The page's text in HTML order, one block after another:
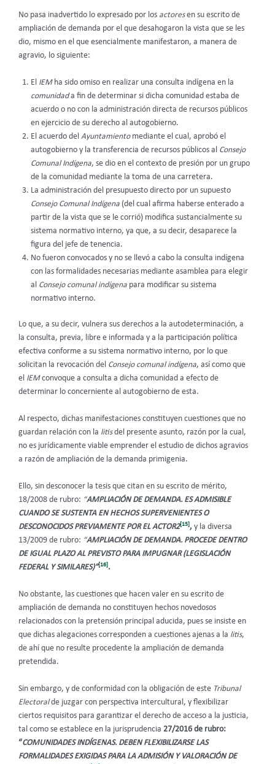
No pasa inadvertido lo expresado por los actoresen su escrito de
ampliación de demanda por el que desahogaron la vista que se les
dio, mismo en el que esencialmente manifestaron, a manera de
agravio, lo siguiente:
El IEMha sido omiso en realizar una consulta indígena en la
comunidada fin de determinar si dicha comunidad estaba de
acuerdo o no con la administración directa de recursos públicos
en ejercicio de su derecho al autogobierno.
El acuerdo del Ayuntamientomediante el cual, aprobó el
autogobierno y la transferencia de recursos públicos al Consejo
Comunal Indígena, se dio en el contexto de presión por un grupo
de la comunidad mediante la toma de una carretera.
La administración del presupuesto directo por un supuesto
Consejo Comunal Indígena (del cual afirma haberse enterado a
partir de la vista que se le corrió) modifica sustancialmente su
sistema normativo interno, ya que, a su decir, desaparece la
figura del jefe de tenencia.
No fueron convocados y no se llevó a cabo la consulta indígena
con las formalidades necesarias mediante asamblea para elegir
al Consejo comunal indígena para modificar su sistema
normativo interno.
Lo que, a su decir, vulnera sus derechos a la autodeterminación, a
la consulta, previa, libre e informada y a la participación política
efectiva conforme a su sistema normativo interno, por lo que
solicitan la revocación del Consejo comunal indígena, así como que
el IEMconvoque a consulta a dicha comunidad a efecto de
determinar lo concerniente al autogobierno de esta.
Al respecto, dichas manifestaciones constituyen cuestiones que no
guardan relación con la litisdel presente asunto, razón por la cual,
no es jurídicamente viable emprender el estudio de dichos agravios
a razón de ampliación de la demanda primigenia.
Ello, sin desconocer la tesis que citan en su escrito de mérito,
18/2008 de rubro: “AMPLIACIÓN DE DEMANDA. ES ADMISIBLE
CUANDO SE SUSTENTA EN HECHOS SUPERVENIENTES O
DESCONOCIDOS PREVIAMENTE POR EL ACTOR2[15], y la diversa
13/2009 de rubro: “AMPLIACIÓN DE DEMANDA. PROCEDE DENTRO
DE IGUAL PLAZO AL PREVISTO PARA IMPUGNAR (LEGISLACIÓN
FEDERAL Y SIMILARES)”[16].
No obstante, las cuestiones que hacen valer en su escrito de
ampliación de demanda no constituyen hechos novedosos
relacionados con la pretensión principal aducida, pues se insiste en
que dichas alegaciones corresponden a cuestiones ajenas a la litis,
de ahí que no resulte procedente la ampliación de demanda
pretendida.
Sin embargo, y de conformidad con la obligación de este Tribunal
Electoralde juzgar con perspectiva intercultural, y flexibilizar
ciertos requisitos para garantizar el derecho de acceso a la justicia,
tal como se establece en la jurisprudencia 27/2016 de rubro:
“COMUNIDADES INDÍGENAS. DEBEN FLEXIBILIZARSE LAS
FORMALIDADES EXIGIDAS PARA LA ADMISIÓN Y VALORACIÓN DE